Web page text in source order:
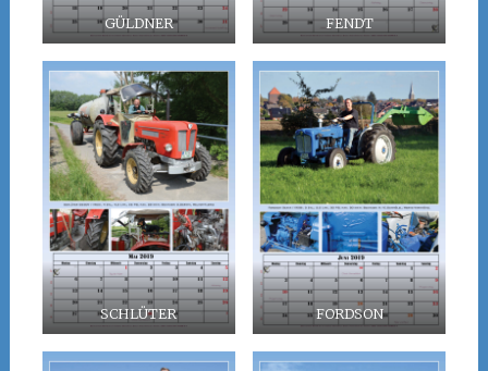
GÜLDNER FENDT
SCHLÜTER FORDSON